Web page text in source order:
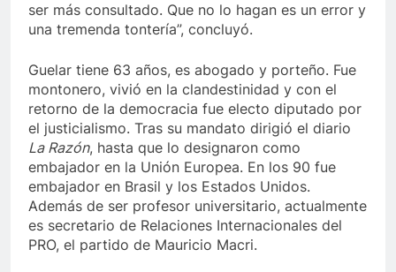
ser más consultado. Que no lo hagan es un error y
una tremenda tontería”, concluyó.
Guelar tiene 63 años, es abogado y porteño. Fue
montonero, vivió en la clandestinidad y con el
retorno de la democracia fue electo diputado por
el justicialismo. Tras su mandato dirigió el diario
La Razón, hasta que lo designaron como
embajador en la Unión Europea. En los 90 fue
embajador en Brasil y los Estados Unidos.
Además de ser profesor universitario, actualmente
es secretario de Relaciones Internacionales del
PRO, el partido de Mauricio Macri.